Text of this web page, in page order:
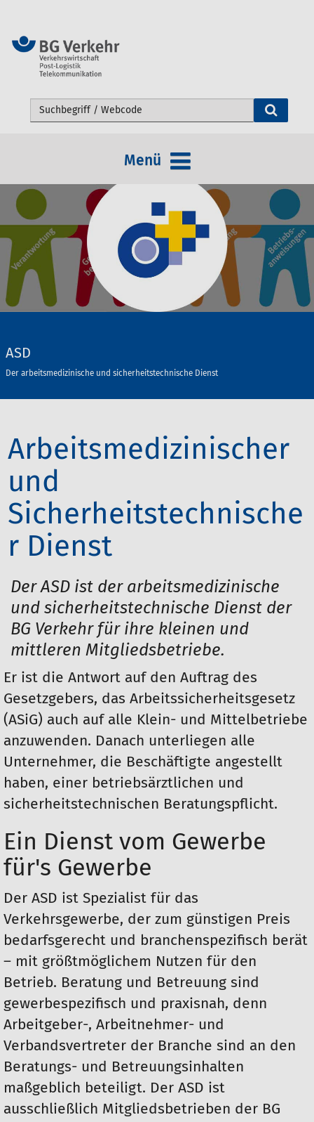
Webseite durchsuchen
Menü
ASD
Der arbeitsmedizinische und sicherheitstechnische Dienst
Arbeitsmedizinischer
und
Sicherheitstechnische
r Dienst
Der ASD ist der arbeitsmedizinische
und sicherheitstechnische Dienst der
BG Verkehr für ihre kleinen und
mittleren Mitgliedsbetriebe.
Er ist die Antwort auf den Auftrag des
Gesetzgebers, das Arbeitssicherheitsgesetz
(ASiG) auch auf alle Klein- und Mittelbetriebe
anzuwenden. Danach unterliegen alle
Unternehmer, die Beschäftigte angestellt
haben, einer betriebsärztlichen und
sicherheitstechnischen Beratungspflicht.
Ein Dienst vom Gewerbe
für's Gewerbe
Der ASD ist Spezialist für das
Verkehrsgewerbe, der zum günstigen Preis
bedarfsgerecht und branchenspezifisch berät
– mit größtmöglichem Nutzen für den
Betrieb. Beratung und Betreuung sind
gewerbespezifisch und praxisnah, denn
Arbeitgeber-, Arbeitnehmer- und
Verbandsvertreter der Branche sind an den
Beratungs- und Betreuungsinhalten
maßgeblich beteiligt. Der ASD ist
ausschließlich Mitgliedsbetrieben der BG